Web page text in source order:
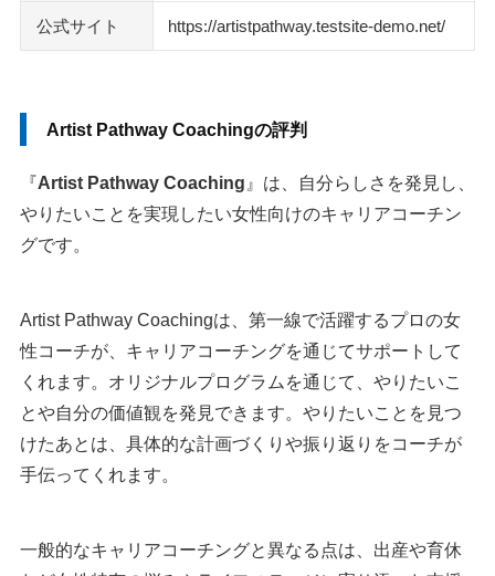
公式サイト https://artistpathway.testsite-demo.net/
Artist Pathway Coachingの評判
『Artist Pathway Coaching 』は、自分らしさを発見し、
やりたいことを実現したい女性向けのキャリアコーチン
グです。
Artist Pathway Coachingは、第一線で活躍するプロの女
性コーチが、キャリアコーチングを通じてサポートして
くれます。オリジナルプログラムを通じて、やりたいこ
とや自分の価値観を発見できます。やりたいことを見つ
けたあとは、具体的な計画づくりや振り返りをコーチが
手伝ってくれます。
一般的なキャリアコーチングと異なる点は、出産や育休